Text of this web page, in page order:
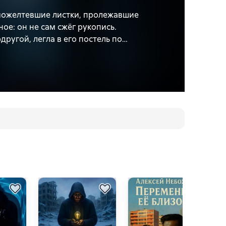
листки, пролежавшие
он не сам сжёг рукопись.
легла в его постель по
гроб.
Никитском бульваре. Пенсион,
слишком поздно.
реальные исторические события.